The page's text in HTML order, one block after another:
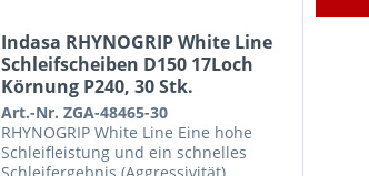
Indasa RHYNOGRIP White Line
Schleifscheiben D150 17Loch
Körnung P240, 30 Stk.
Art.-Nr. ZGA-48465-30
RHYNOGRIP White Line Eine hohe
Schleifleistung und ein schnelles